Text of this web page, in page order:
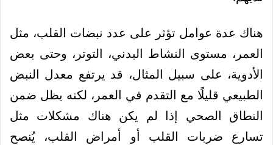
هناك عدة عوامل تؤثر على عدد نبضات القلب، مثل
العمر، مستوى النشاط البدني، التوتر، وحتى بعض
الأدوية، على سبيل المثال، قد يرتفع معدل النبض
الطبيعي قليلًا مع التقدم في العمر، لكنه يظل ضمن
النطاق الصحي إذا لم يكن هناك مشكلات مثل
تسارع ضربات القلب أو أمراض القلب، يُنصح